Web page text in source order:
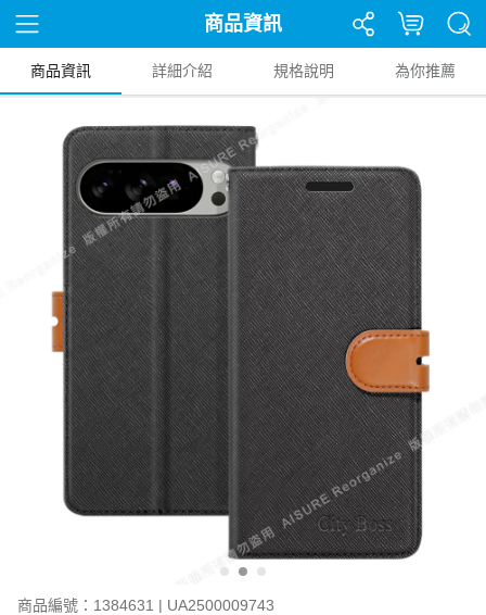
商品資訊
商品資訊 詳細介紹 規格說明 為你推薦
商品編號：1384631 | UA2500009743